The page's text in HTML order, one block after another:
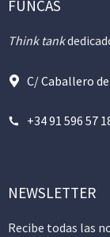
FUNCAS
Think tank
C/ Caballero
+34 91 596 57
NEWSLETTER
Recibe todas las